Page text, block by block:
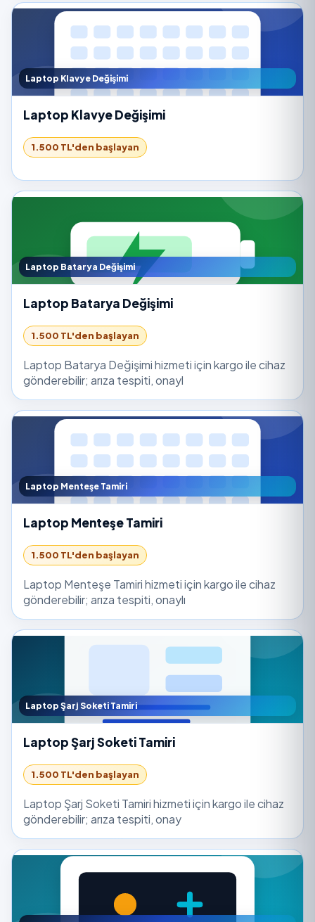
Laptop Klavye Değişimi
Laptop Klavye Değişimi
1.500 TL'den başlayan
Laptop Batarya Değişimi
Laptop Batarya Değişimi
1.500 TL'den başlayan
Laptop Batarya Değişimi hizmeti için kargo ile cihaz
gönderebilir; arıza tespiti, onayl
Laptop Menteşe Tamiri
Laptop Menteşe Tamiri
1.500 TL'den başlayan
Laptop Menteşe Tamiri hizmeti için kargo ile cihaz
gönderebilir; arıza tespiti, onaylı
Laptop Şarj Soketi Tamiri
Laptop Şarj Soketi Tamiri
1.500 TL'den başlayan
Laptop Şarj Soketi Tamiri hizmeti için kargo ile cihaz
gönderebilir; arıza tespiti, onay